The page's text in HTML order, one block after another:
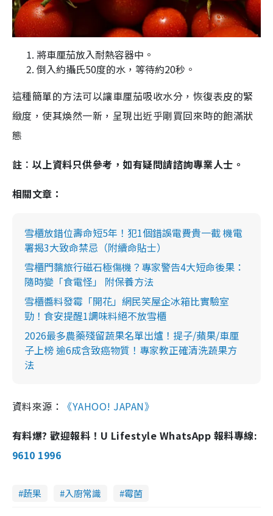
將車厘茄放入耐熱容器中。
倒入約攝氏50度的水，等待約20秒。
這種簡單的方法可以讓車厘茄吸收水分，恢復表皮的緊
緻度，使其煥然一新，呈現出近乎剛買回來時的飽滿狀
態
註︰以上資料只供參考，如有疑問請諮詢專業人士。
相關文章：
雪櫃放錯位壽命短5年！犯1個錯誤電費貴一截 機電
署揭3大致命禁忌（附續命貼士）
雪櫃門黐旅行磁石極傷機？專家警告4大短命後果：
隨時變「食電怪」 附保養方法
雪櫃醬料發霉「開花」網民笑屋企冰箱比實驗室
勁！食安提醒1調味料絕不放雪櫃
2026最多農藥殘留蔬果名單出爐！提子/蘋果/車厘
子上榜 逾6成含致癌物質！專家教正確清洗蔬果方
法
資料來源： 《YAHOO! JAPAN》
有料爆? 歡迎報料！U Lifestyle WhatsApp 報料專線:
9610 1996
蔬果 入廚常識 霉菌